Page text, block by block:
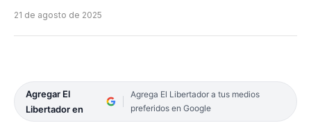
21 de agosto de 2025
Agregar El
Libertador en
Agrega El Libertador a tus medios
preferidos en Google